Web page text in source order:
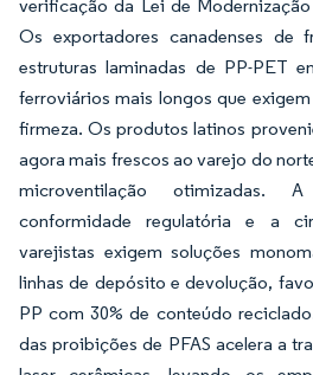
verificação da Lei de
Os exportadores canadenses de
estruturas laminadas de PP-PET
ferroviários mais longos que
firmeza. Os produtos latinos
agora mais frescos ao varejo do
microventilação otimizadas.
conformidade regulatória e a
varejistas exigem soluções
linhas de depósito e devolução,
PP com 30% de conteúdo
das proibições de PFAS acelera a